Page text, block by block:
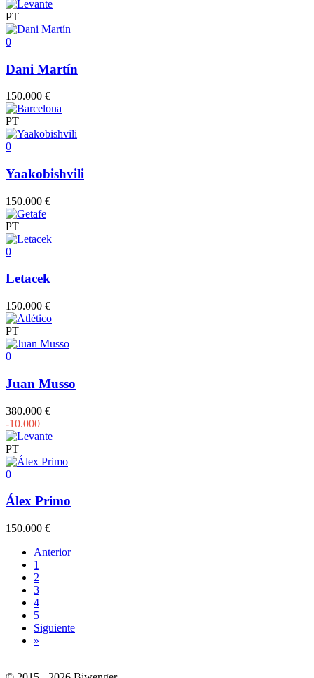
PT
0
Dani Martín
150.000 €
PT
0
Yaakobishvili
150.000 €
PT
0
Letacek
150.000 €
PT
0
Juan Musso
380.000 €
-10.000
PT
0
Álex Primo
150.000 €
Anterior
1
2
3
4
5
Siguiente
»